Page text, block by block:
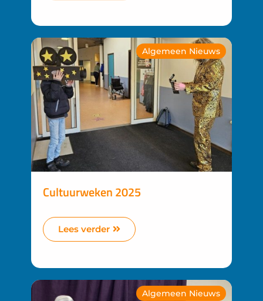
Algemeen Nieuws
Cultuurweken 2025
Lees verder
Algemeen Nieuws